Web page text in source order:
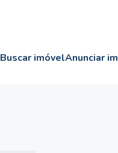
Buscar imóvelAnunciar